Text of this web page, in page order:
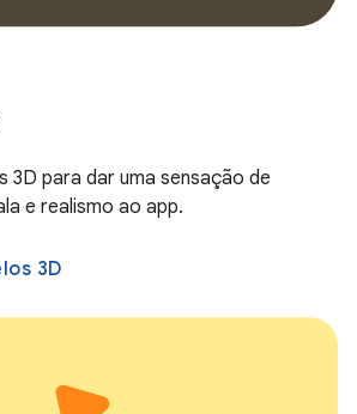
3D para dar uma sensação de
e realismo ao app.
3D